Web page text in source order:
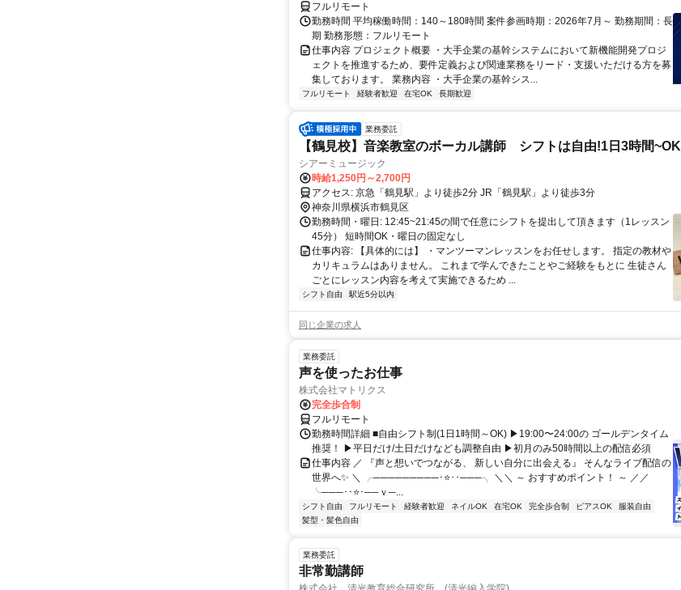
フルリモート
勤務時間 平均稼働時間：140～180時間 案件参画時期：2026年7月～ 勤務期間：長
期 勤務形態：フルリモート
仕事内容 プロジェクト概要 ・大手企業の基幹システムにおいて新機能開発プロジ
ェクトを推進するため、要件定義および関連業務をリード・支援いただける方を募
集しております。 業務内容 ・大手企業の基幹シス...
フルリモート 経験者歓迎 在宅OK 長期歓迎
業務委託
【鶴見校】音楽教室のボーカル講師 シフトは自由!1日3時間~OK
シアーミュージック
時給1,250円～2,700円
アクセス: 京急「鶴見駅」より徒歩2分 JR「鶴見駅」より徒歩3分
神奈川県横浜市鶴見区
勤務時間・曜日: 12:45~21:45の間で任意にシフトを提出して頂きます（1レッスン
45分） 短時間OK・曜日の固定なし
仕事内容: 【具体的には】 ・マンツーマンレッスンをお任せします。 指定の教材や
カリキュラムはありません。 これまで学んできたことやご経験をもとに 生徒さん
ごとにレッスン内容を考えて実施できるため ...
シフト自由 駅近5分以内
同じ企業の求人
業務委託
声を使ったお仕事
株式会社マトリクス
完全歩合制
フルリモート
勤務時間詳細 ■自由シフト制(1日1時間～OK) ▶19:00〜24:00の ゴールデンタイム
推奨！ ▶平日だけ/土日だけなども調整自由 ▶初月のみ50時間以上の配信必須
仕事内容 ／ 『声と想いでつながる、 新しい自分に出会える』 そんなライブ配信の
世界へ✨ ＼ ╭─────────･⭐･･───╮ ＼＼ ～ おすすめポイント！ ～ ／／
╰───･･⭐･──ｖ─...
シフト自由 フルリモート 経験者歓迎 ネイルOK 在宅OK 完全歩合制 ピアスOK
服装自由
髪型・髪色自由
業務委託
非常勤講師